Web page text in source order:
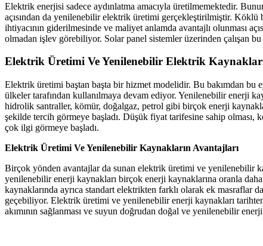
Elektrik enerjisi sadece aydınlatma amacıyla üretilmemektedir.
açısından da yenilenebilir elektrik üretimi gerçekleştirilmiştir.
ihtiyacının giderilmesinde ve maliyet anlamda avantajlı olunması
olmadan işlev görebiliyor. Solar panel sistemler üzerinden çalışan
Elektrik Üretimi Ve Yenilenebilir Elektrik
Elektrik üretimi baştan başta bir hizmet modelidir. Bu bakımdan bu
ülkeler tarafından kullanılmaya devam ediyor. Yenilenebilir enerji
hidrolik santraller, kömür, doğalgaz, petrol gibi birçok enerji
şekilde tercih görmeye başladı. Düşük fiyat tarifesine sahip olması,
çok ilgi görmeye başladı.
Elektrik Üretimi Ve Yenilenebilir Kaynakların Avantajları
Birçok yönden avantajlar da sunan elektrik üretimi ve yenilenebilir
yenilenebilir enerji kaynakları birçok enerji kaynaklarına oranla
kaynaklarında ayrıca standart elektrikten farklı olarak ek masraflar
geçebiliyor. Elektrik üretimi ve yenilenebilir enerji kaynakları
akımının sağlanması ve suyun doğrudan doğal ve yenilenebilir enerji